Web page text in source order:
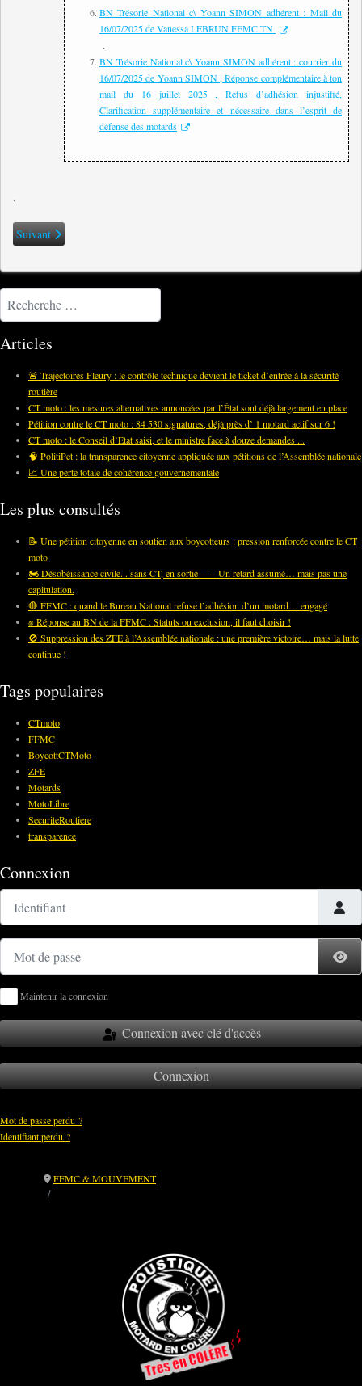
BN Trésorie National c\ Yoann SIMON adhérent : Mail du
16/07/2025 de Vanessa LEBRUN FFMC TN
.
BN Trésorie National c\ Yoann SIMON adhérent : courrier du
16/07/2025 de Yoann SIMON , Réponse complémentaire à ton
mail du 16 juillet 2025 , Refus d’adhésion injustifié,
Clarification supplémentaire et nécessaire dans l’esprit de
défense des motards
.
Article suivant : 🏍️ FFMC : Fédérer oui, mais pas en motoclub
Suivant
Rechercher
Articles
🚨 Trajectoires Fleury : le contrôle technique devient le ticket d’entrée à la sécurité
routière
CT moto : les mesures alternatives annoncées par l’État sont déjà largement en place
Pétition contre le CT moto : 84 530 signatures, déjà près d’ 1 motard actif sur 6 !
CT moto : le Conseil d’État saisi, et le ministre face à douze demandes ...
🧠 PolitiPet : la transparence citoyenne appliquée aux pétitions de l’Assemblée nationale
📈 Une perte totale de cohérence gouvernementale
Les plus consultés
📝 Une pétition citoyenne en soutien aux boycotteurs : pression renforcée contre le CT
moto
🏍️ Désobéissance civile... sans CT, en sortie -- -- Un retard assumé… mais pas une
capitulation.
🛑 FFMC : quand le Bureau National refuse l’adhésion d’un motard… engagé
✊ Réponse au BN de la FFMC : Statuts ou exclusion, il faut choisir !
🚫 Suppression des ZFE à l’Assemblée nationale : une première victoire… mais la lutte
continue !
Tags populaires
CTmoto
FFMC
BoycottCTMoto
ZFE
Motards
MotoLibre
SecuriteRoutiere
transparence
Connexion
Identifiant
Mot de passe
Maintenir la connexion
Connexion avec clé d'accès
Connexion
Mot de passe perdu ?
Identifiant perdu ?
FFMC & MOUVEMENT